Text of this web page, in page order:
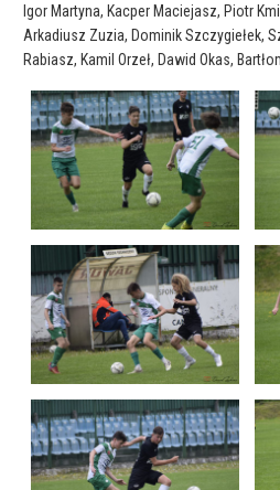
Igor Martyna, Kacper Maciejasz, Piotr
Arkadiusz Zuzia, Dominik Szczygiełek,
Rabiasz, Kamil Orzeł, Dawid Okas,